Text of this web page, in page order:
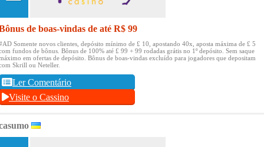
de boas-vindas de até R$ 99
Somente novos clientes, depósito mínimo de £ 10, apostando 40x, aposta máxima de £ 5
fundos de bônus. Bônus de 100% até £ 99 + 99 rodadas grátis no 1º depósito. Sem saque
em ofertas de depósito. Bônus de boas-vindas excluído para jogadores que depositam
Skrill ou Neteller.
Ler Comentário
Visite o Cassino